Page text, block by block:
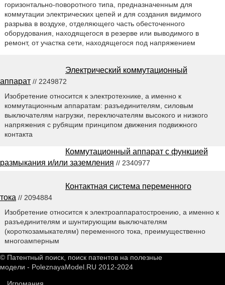
горизонтально-поворотного типа, предназначенным для
коммутации электрических цепей и для создания видимого
разрыва в воздухе, отделяющего часть обесточенного
оборудования, находящегося в резерве или выводимого в
ремонт, от участка сети, находящегося под напряжением
Электрический коммутационный
аппарат // 2249872
Изобретение относится к электротехнике, а именно к
коммутационным аппаратам: разъединителям, силовым
выключателям нагрузки, переключателям высокого и низкого
напряжения с рубящим принципом движения подвижного
контакта
Коммутационный аппарат с функцией
размыкания и/или заземления // 2340977
Контактная система переменного
тока // 2094884
Изобретение относится к электроаппаратостроению, а именно к
разъединителям и шунтирующим выключателям
(короткозамыкателям) переменного тока, преимущественно
многоамперным
© Патентный поиск, поиск патентов на полезные
модели - PoleznayaModel.RU 2012-2024